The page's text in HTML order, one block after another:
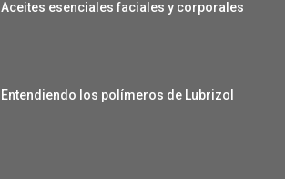
Aceites esenciales faciales y corporales
Entendiendo los polímeros de Lubrizol